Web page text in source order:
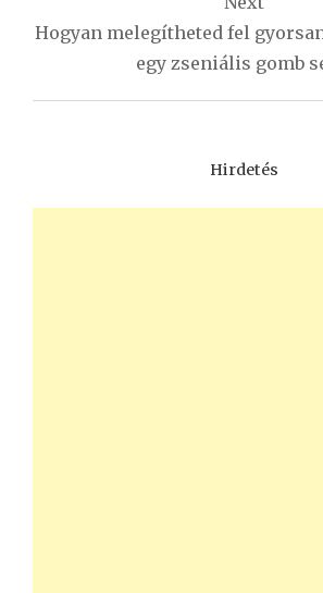
Hogyan melegítheted fel
egy zseniális gomb
Hirdetés